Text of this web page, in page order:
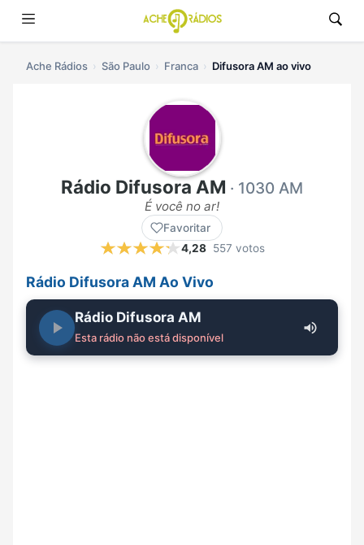
Ache Rádios São Paulo Franca Difusora AM ao vivo
Rádio Difusora AM · 1030 AM
É você no ar!
Favoritar
4,28 557 votos
Rádio Difusora AM Ao Vivo
Rádio Difusora AM
Esta rádio não está disponível